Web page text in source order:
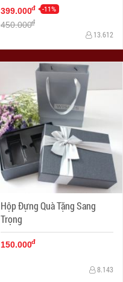
399.000đ -11%
450.000đ
13.612
Hộp Đựng Quà Tặng Sang
Trọng
150.000đ
8.143